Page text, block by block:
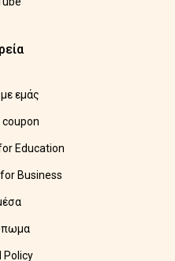
εμάς
coupon
Education
Business
Policy